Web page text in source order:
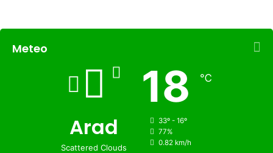
Meteo
Arad
Scattered Clouds
18 ℃
33º - 16º
77%
0.82 km/h